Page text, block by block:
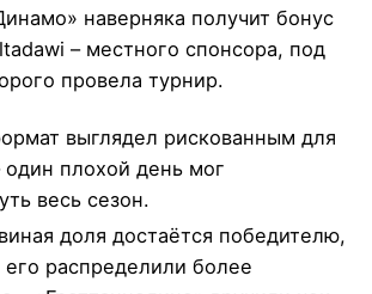
наверняка получит бонус
– местного спонсора, под
провела турнир.
выглядел рискованным для
один плохой день мог
весь сезон.
доля достаётся победителю,
распределили более